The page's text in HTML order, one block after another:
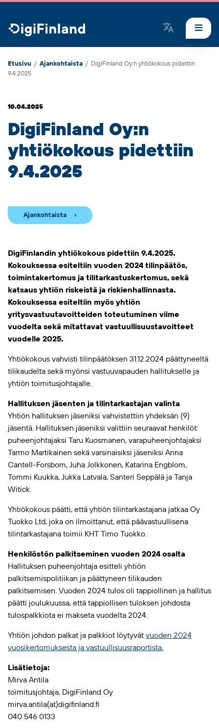
DigiFinland
Etusivu / Ajankohtaista / DigiFinland Oy:n yhtiökokous pidettiin
9.4.2025
10.04.2025
DigiFinland Oy:n
yhtiökokous pidettiin
9.4.2025
Ajankohtaista
DigiFinlandin yhtiökokous pidettiin 9.4.2025.
Kokouksessa esiteltiin vuoden 2024 tilinpäätös,
toimintakertomus ja tilitarkastuskertomus, sekä
katsaus yhtiön riskeistä ja riskienhallinnasta.
Kokouksessa esiteltiin myös yhtiön
yritysvastuutavoitteiden toteutuminen viime
vuodelta sekä mitattavat vastuullisuustavoitteet
vuodelle 2025.
Yhtiökokous vahvisti tilinpäätöksen 31.12.2024 päättyneeltä
tilikaudelta sekä myönsi vastuuvapauden hallitukselle ja
yhtiön toimitusjohtajalle.
Hallituksen jäsenten ja tilintarkastajan valinta
Yhtiön hallituksen jäseniksi vahvistettiin yhdeksän (9)
jäsentä. Hallituksen jäseniksi valittiin seuraavat henkilöt:
puheenjohtajaksi Taru Kuosmanen, varapuheenjohtajaksi
Tarmo Martikainen sekä varsinaisiksi jäseniksi Anna
Cantell-Forsbom, Juha Jolkkonen, Katarina Engblom,
Tommi Kuukka, Jukka Latvala, Santeri Seppälä ja Tanja
Witick.
Yhtiökokous päätti, että yhtiön tilintarkastajana jatkaa Oy
Tuokko Ltd, joka on ilmoittanut, että päävastuullisena
tilintarkastajana toimii KHT Timo Tuokko.
Henkilöstön palkitseminen vuoden 2024 osalta
Hallituksen puheenjohtaja esitteli yhtiön
palkitsemispolitiikan ja päättyneen tilikauden
palkitsemisen. Vuoden 2024 tulos oli tappiollinen ja hallitus
päätti joulukuussa, että tappiollisen tuloksen johdosta
tulospalkkiota ei makseta vuodelta 2024.
Yhtiön johdon palkat ja palkkiot löytyvät vuoden 2024
vuosikertomuksesta ja vastuullisuusraportista.
Lisätietoja:
Mirva Antila
toimitusjohtaja, DigiFinland Oy
mirva.antila(at)digifinland.fi
040 546 0133